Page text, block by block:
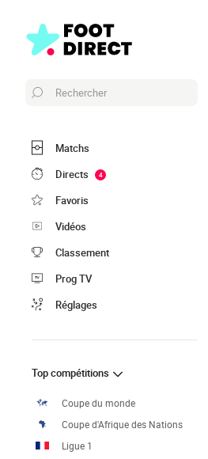
Rechercher
Matchs
Directs
4
Favoris
Vidéos
Classement
Prog TV
Réglages
Top compétitions
Coupe du monde
Coupe d'Afrique des Nations
Ligue 1